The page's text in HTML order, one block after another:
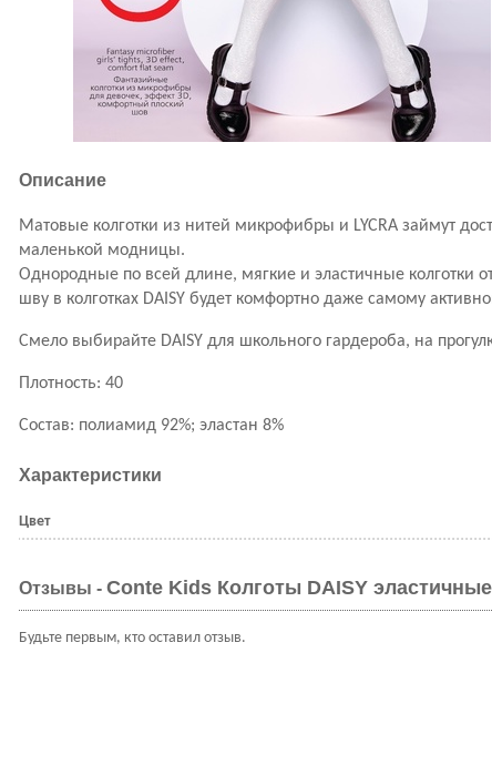
Описание
Матовые колготки из нитей микрофибры и LYCRA займут
маленькой модницы.
Однородные по всей длине, мягкие и эластичные колготки
шву в колготках DAISYбудет комфортно даже самому
Смело выбирайте DAISY для школьного гардероба, на
Плотность: 40
Состав: полиамид 92%; эластан 8%
Характеристики
Цвет
Отзывы -Conte Kids Колготы DAISY
Будьте первым, кто оставил отзыв.